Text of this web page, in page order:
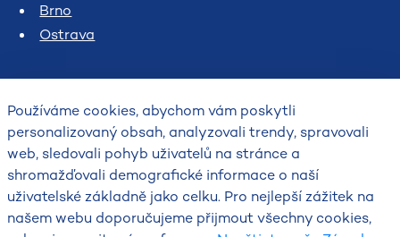
Brno
Ostrava
2026
Český hydrometeorologický ústav
Používáme cookies, abychom vám poskytli
personalizovaný obsah, analyzovali trendy, spravovali
web, sledovali pohyb uživatelů na stránce a
shromažďovali demografické informace o naší
uživatelské základně jako celku. Pro nejlepší zážitek na
našem webu doporučujeme přijmout všechny cookies,